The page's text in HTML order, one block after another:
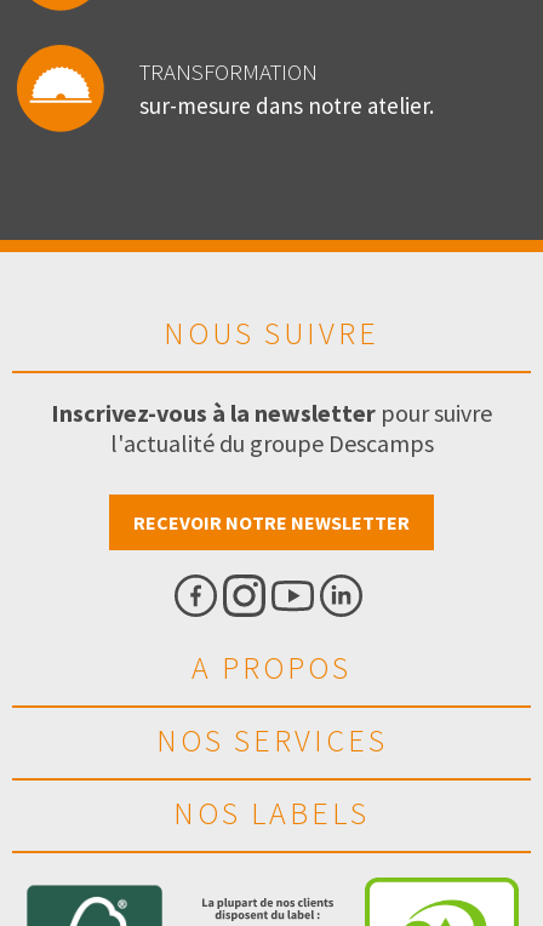
TRANSFORMATION
sur-mesure dans notre atelier.
NOUS SUIVRE
Inscrivez-vous à la newsletter pour suivre
l'actualité du groupe Descamps
RECEVOIR NOTRE NEWSLETTER
A PROPOS
NOS SERVICES
NOS LABELS